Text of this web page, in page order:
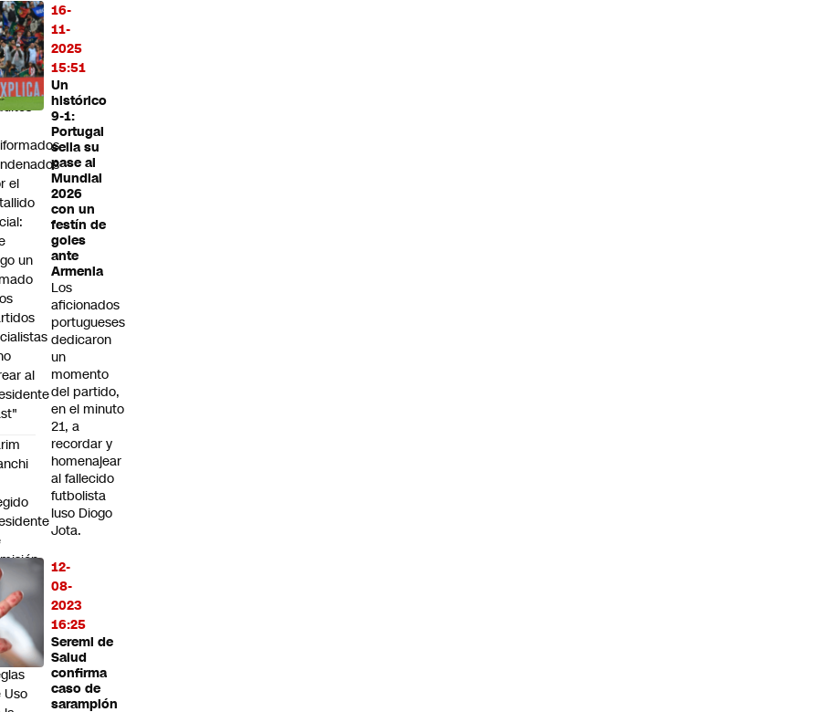
16-
11-
2025
15:51
Un
histórico
9-1:
Portugal
sella su
pase al
Mundial
2026
con un
festín de
goles
ante
Armenia
Los
aficionados
portugueses
dedicaron
un
momento
del partido,
en el minuto
21, a
recordar y
homenajear
al fallecido
futbolista
luso Diogo
Jota.
12-
08-
2023
16:25
Seremi de
Salud
confirma
caso de
sarampión
el
un
al
Uso